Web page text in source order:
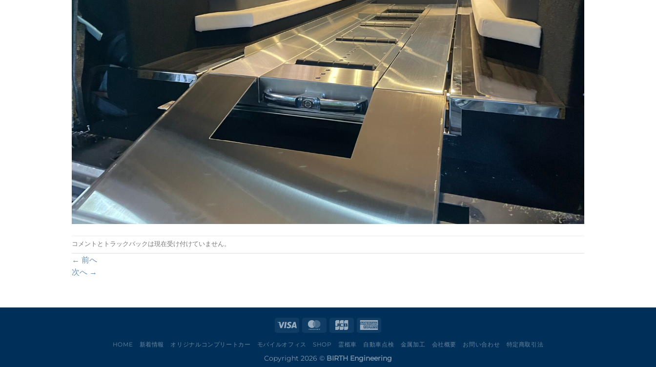
コメントとトラックバックは現在受け付けていません。
← 前へ
次へ →
HOME 新着情報 オリジナルコンプリートカー モバイルオフィス SHOP 霊柩車 自動車点検 金属加工 会社概要 お問い合わせ 特定商取引法
Copyright 2026 © BIRTH Engineering